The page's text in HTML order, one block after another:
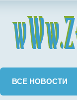
ВСЕ НОВОСТИ